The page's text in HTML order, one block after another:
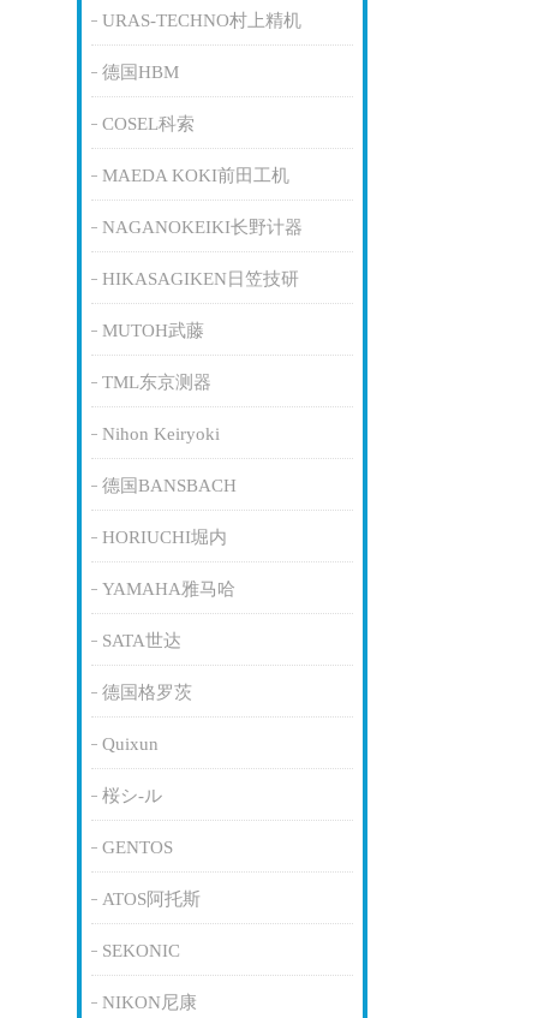
URAS-TECHNO村上精机
德国HBM
COSEL科索
MAEDA KOKI前田工机
NAGANOKEIKI长野计器
HIKASAGIKEN日笠技研
MUTOH武藤
TML东京测器
Nihon Keiryoki
德国BANSBACH
HORIUCHI堀内
YAMAHA雅马哈
SATA世达
德国格罗茨
Quixun
桜シ-ル
GENTOS
ATOS阿托斯
SEKONIC
NIKON尼康